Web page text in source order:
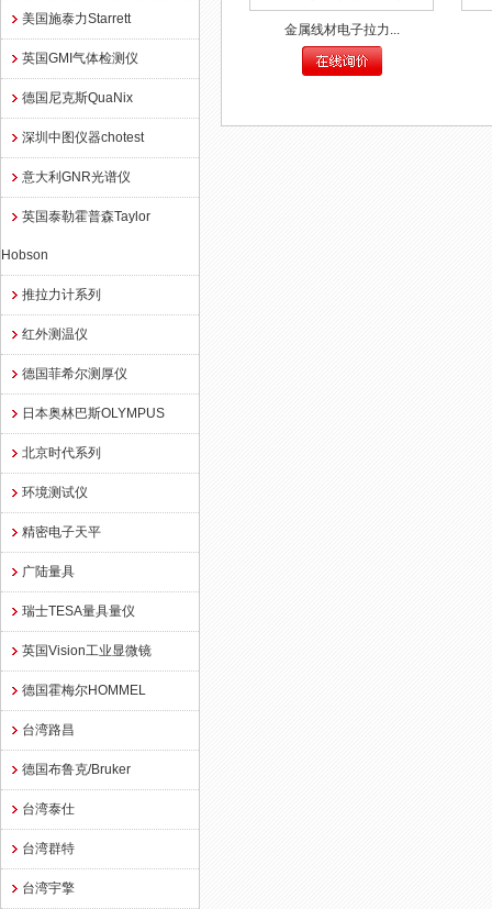
美国施泰力Starrett
英国GMI气体检测仪
德国尼克斯QuaNix
深圳中图仪器chotest
意大利GNR光谱仪
英国泰勒霍普森Taylor
Hobson
推拉力计系列
红外测温仪
德国菲希尔测厚仪
日本奥林巴斯OLYMPUS
北京时代系列
环境测试仪
精密电子天平
广陆量具
瑞士TESA量具量仪
英国Vision工业显微镜
德国霍梅尔HOMMEL
台湾路昌
德国布鲁克/Bruker
台湾泰仕
台湾群特
台湾宇擎
金属线材电子拉力...